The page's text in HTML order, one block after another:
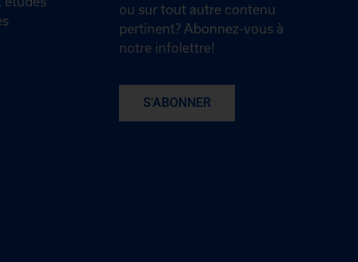
ou sur tout autre contenu
pertinent? Abonnez-vous à
notre infolettre!
S'ABONNER